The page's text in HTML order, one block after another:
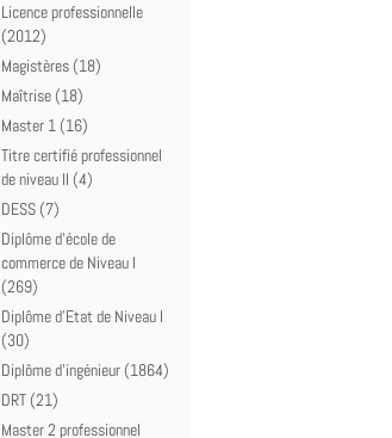
Licence professionnelle
(2012)
Magistères (18)
Maîtrise (18)
Master 1 (16)
Titre certifié professionnel
de niveau II (4)
DESS (7)
Diplôme d'école de
commerce de Niveau I
(269)
Diplôme d'Etat de Niveau I
(30)
Diplôme d'ingénieur (1864)
DRT (21)
Master 2 professionnel